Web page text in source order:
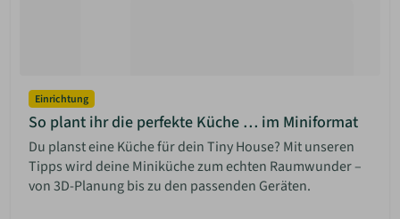
Einrichtung
So plant ihr die perfekte Küche … im Miniformat
Du planst eine Küche für dein Tiny House? Mit unseren
Tipps wird deine Miniküche zum echten Raumwunder –
von 3D-Planung bis zu den passenden Geräten.